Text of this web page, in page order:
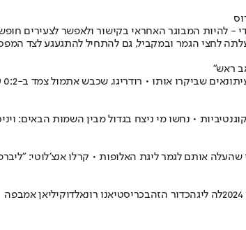
להיות המבוגר האחראי בקישור ולאפשר לצעירים
לחצי הגמר ובמקביל, גם להתחיל להתגעגע לצד
ראש"
• נחשו מי ניצח בגדול מבין השמות הבאים:
אותם לגמר ליגת האלופות • קרלו אנצ'לוטי:
לה ליגהכדור הזהבכריסטיאנו רונאלדוקיליאן אמבפה